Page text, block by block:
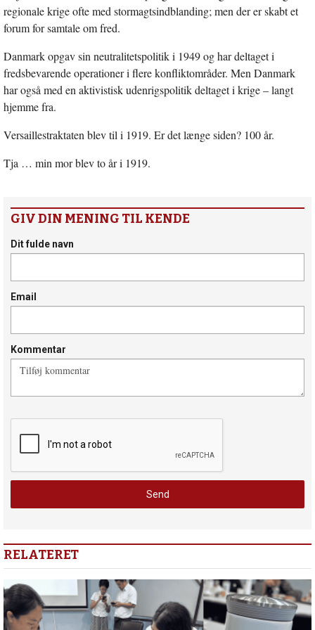
regionale krige ofte med stormagtsindblanding; men der er skabt et
forum for samtale om fred.
Danmark opgav sin neutralitetspolitik i 1949 og har deltaget i
fredsbevarende operationer i flere konfliktområder. Men Danmark
har også med en aktivistisk udenrigspolitik deltaget i krige – langt
hjemme fra.
Versaillestraktaten blev til i 1919. Er det længe siden? 100 år.
Tja … min mor blev to år i 1919.
GIV DIN MENING TIL KENDE
Dit fulde navn
Email
Kommentar
RELATERET